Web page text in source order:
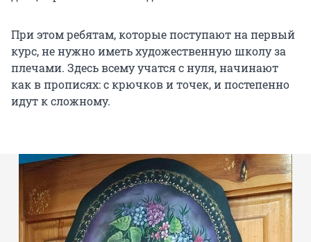
При этом ребятам, которые поступают на первый
курс, не нужно иметь художественную школу за
плечами. Здесь всему учатся с нуля, начинают
как в прописях: с крючков и точек, и постепенно
идут к сложному.